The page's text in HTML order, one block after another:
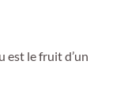
est le fruit d’un